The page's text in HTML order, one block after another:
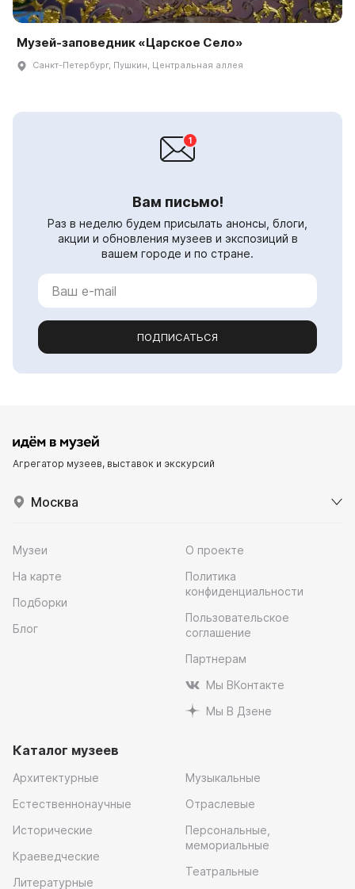
Музей-заповедник «Царское Село»
Санкт-Петербург, Пушкин, Центральная аллея
Вам письмо!
Раз в неделю будем присылать анонсы, блоги,
акции и обновления музеев и экспозиций в
вашем городе и по стране.
ПОДПИСАТЬСЯ
Агрегатор музеев, выставок и экскурсий
Москва
Музеи
На карте
Подборки
Блог
О проекте
Политика
конфиденциальности
Пользовательское
соглашение
Партнерам
Мы ВКонтакте
Мы В Дзене
Каталог музеев
Архитектурные
Естественнонаучные
Исторические
Краеведческие
Литературные
Музыкальные
Отраслевые
Персональные,
мемориальные
Театральные